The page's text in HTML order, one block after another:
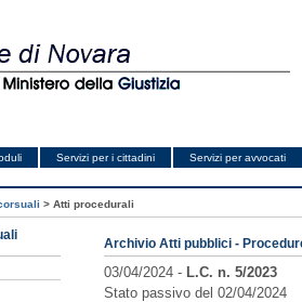
Servizi per i cittadini
Servizi per avvocati
> Atti procedurali
Archivio Atti pubblici -
03/04/2024 - L.C. n. 5/2023
Stato passivo del 02/04/2024